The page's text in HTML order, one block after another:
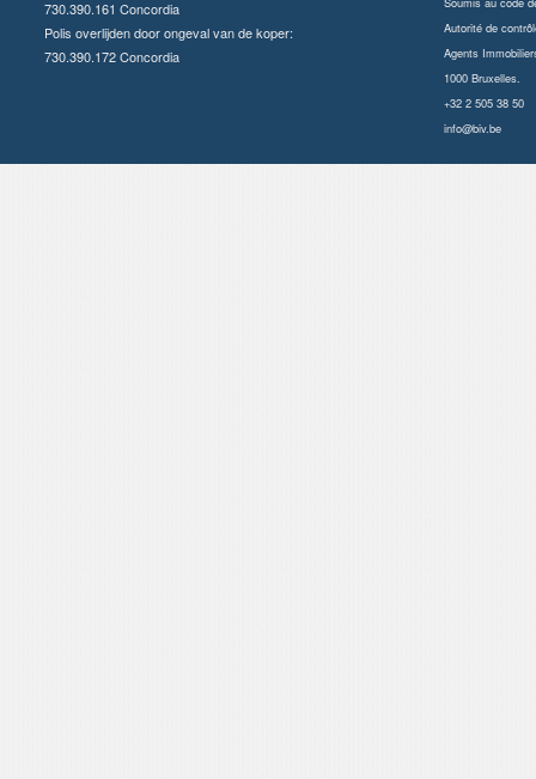
730.390.161 Concordia
Polis overlijden door ongeval van de koper:
730.390.172 Concordia
Autorité de
Agents
1000 Bruxelles.
+32 2 505 38 50
info@biv.be